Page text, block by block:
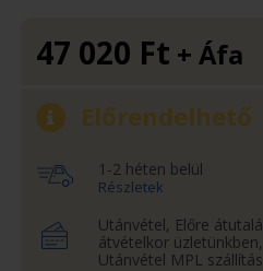
47 020 Ft + Áfa
Előrendelhető
1-2 héten belül
Részletek
Utánvétel, Előre
átvételkor üzletünkben,
Utánvétel MPL